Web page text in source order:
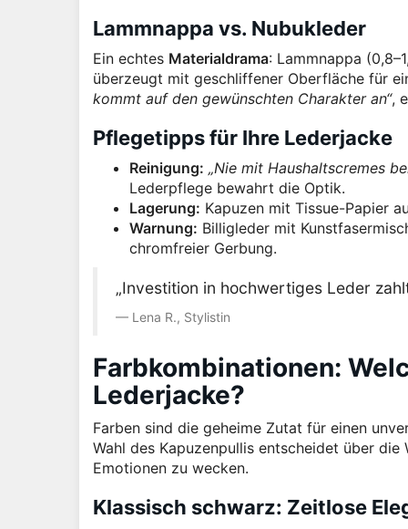
Lammnappa vs. Nubukleder
Ein echtes Materialdrama: Lammnappa
überzeugt mit geschliffener Oberfläche für
kommt auf den gewünschten Charakter an“,
Pflegetipps für Ihre Lederjacke
Reinigung: „Nie mit Haushaltscremes
Lederpflege bewahrt die Optik.
Lagerung: Kapuzen mit Tissue-Papier
Warnung: Billigleder mit
chromfreier Gerbung.
„Investition in hochwertiges Leder
Lena R., Stylistin
Farbkombinationen:
Lederjacke?
Farben sind die geheime Zutat für einen
Wahl des Kapuzenpullis entscheidet über die
Emotionen zu wecken.
Klassisch schwarz: Zeitlose